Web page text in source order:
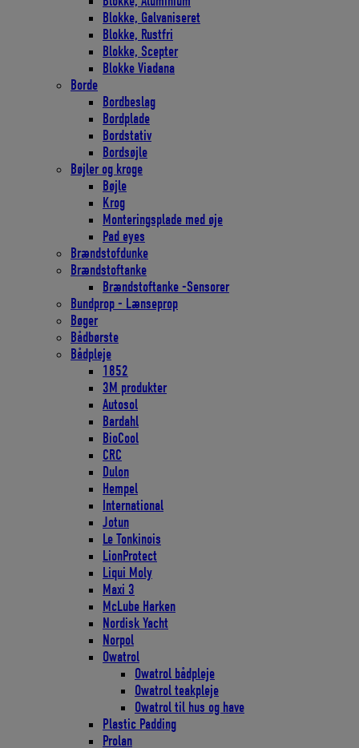
Blokke, Galvaniseret
Blokke, Rustfri
Blokke, Scepter
Blokke Viadana
Borde
Bordbeslag
Bordplade
Bordstativ
Bordsøjle
Bøjler og kroge
Bøjle
Krog
Monteringsplade med øje
Pad eyes
Brændstofdunke
Brændstoftanke
Brændstoftanke -Sensorer
Bundprop - Lænseprop
Bøger
Bådbørste
Bådpleje
1852
3M produkter
Autosol
Bardahl
BioCool
CRC
Dulon
Hempel
International
Jotun
Le Tonkinois
LionProtect
Liqui Moly
Maxi 3
McLube Harken
Nordisk Yacht
Norpol
Owatrol
Owatrol bådpleje
Owatrol teakpleje
Owatrol til hus og have
Plastic Padding
Prolan